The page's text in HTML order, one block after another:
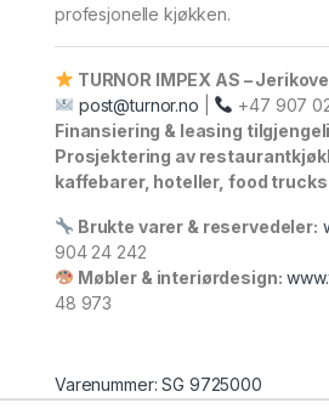
profesjonelle kjøkken.
TURNOR IMPEX AS –
post@turnor.no
+47 907
Finansiering & leasing
Prosjektering av
kaffebarer, hoteller, food trucks
Brukte varer & reservedeler:
904 24 242
Møbler & interiørdesign:
48 973
Varenummer: SG 9725000